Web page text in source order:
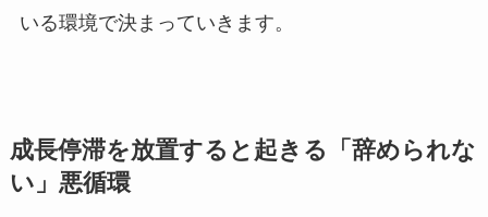
いる環境で決まっていきます。
成長停滞を放置すると起きる「辞められな
い」悪循環